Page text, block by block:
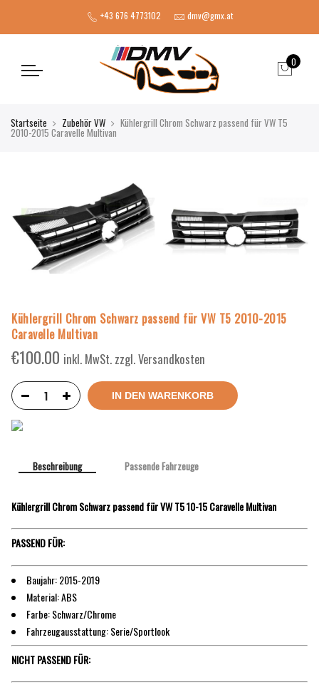
+43 676 4773102 dmv@gmx.at
0
Startseite Zubehör VW Kühlergrill Chrom Schwarz passend für VW T5
2010-2015 Caravelle Multivan
Kühlergrill Chrom Schwarz passend für VW T5 2010-2015
Caravelle Multivan
€100.00 inkl. MwSt. zzgl. Versandkosten
IN DEN WARENKORB
Beschreibung Passende Fahrzeuge
Kühlergrill Chrom Schwarz passend für VW T5 10-15 Caravelle Multivan
PASSEND FÜR:
Baujahr: 2015-2019
Material: ABS
Farbe: Schwarz/Chrome
Fahrzeugausstattung: Serie/Sportlook
NICHT PASSEND FÜR: